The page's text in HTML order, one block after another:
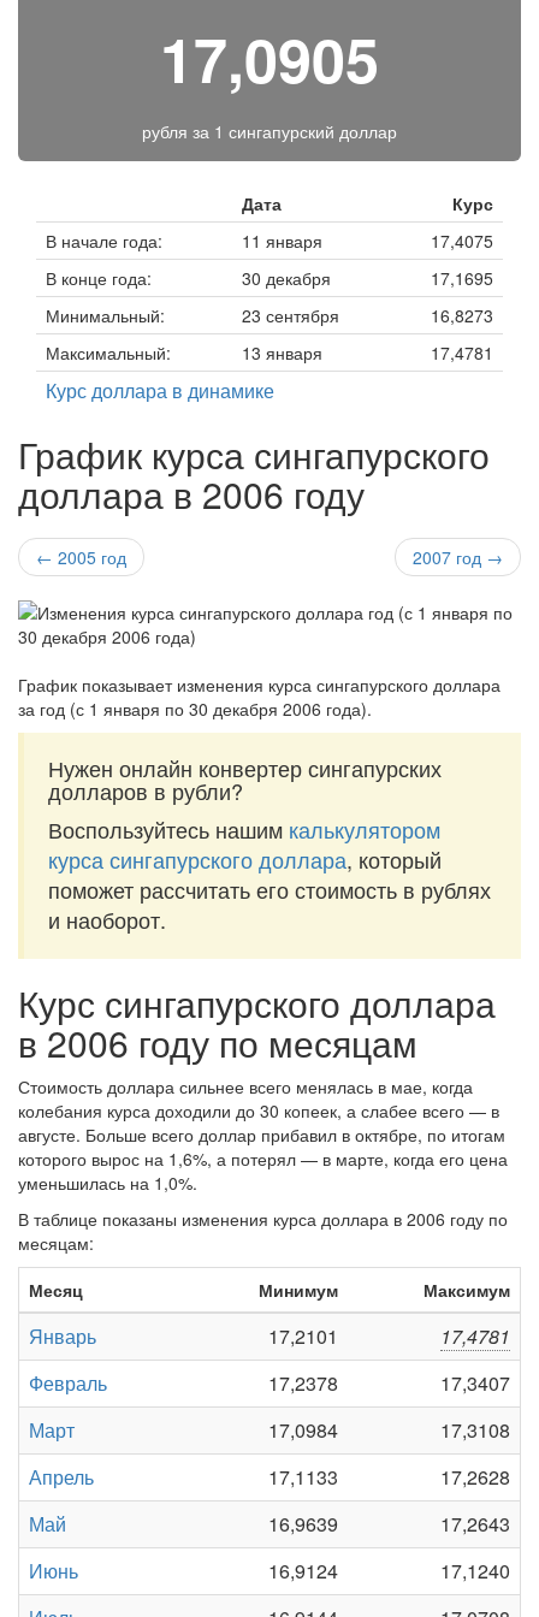
17,0905
рубля за 1 сингапурский доллар
Дата
Курс
В начале года:
11 января
17,4075
В конце года:
30 декабря
17,1695
Минимальный:
23 сентября
16,8273
Максимальный:
13 января 17,4781
Курс доллара в динамике
График курса сингапурского
доллара в 2006 году
← 2005 год 2007 год →
График показывает изменения курса сингапурского доллара
за год (с 1 января по 30 декабря 2006 года).
Нужен онлайн конвертер сингапурских
долларов в рубли?
Воспользуйтесь нашим калькулятором
курса сингапурского доллара, который
поможет рассчитать его стоимость в рублях
и наоборот.
Курс сингапурского доллара
в 2006 году по месяцам
Стоимость доллара сильнее всего менялась в мае, когда
колебания курса доходили до 30 копеек, а слабее всего — в
августе. Больше всего доллар прибавил в октябре, по итогам
которого вырос на 1,6%, а потерял — в марте, когда его цена
уменьшилась на 1,0%.
В таблице показаны изменения курса доллара в 2006 году по
месяцам:
Месяц
Минимум Максимум
Январь 17,2101
17,4781
Февраль
17,2378
17,3407
Март
17,0984
17,3108
Апрель
17,1133
17,2628
Май
16,9639
17,2643
Июнь
16,9124
17,1240